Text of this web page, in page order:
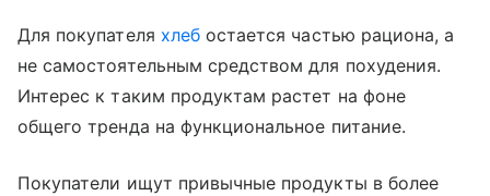
Для покупателя хлебостается частью рациона, а
не самостоятельным средством для похудения.
Интерес к таким продуктам растет на фоне
общего тренда на функциональное питание.
Покупатели ищут привычные продукты в более